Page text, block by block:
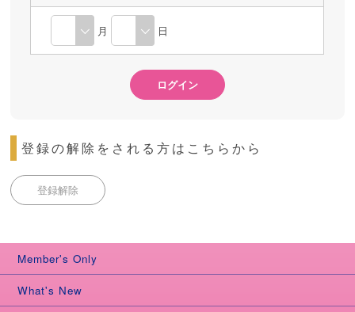
月 日
登録の解除をされる方はこちらから
登録解除
Member's Only
What's New